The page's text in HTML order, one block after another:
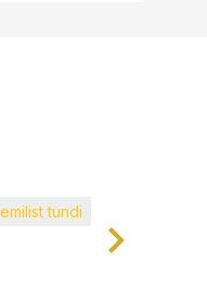
tundi